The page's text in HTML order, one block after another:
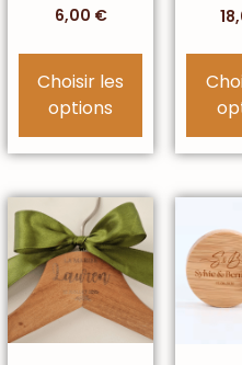
6,00 €
Choisir les
options